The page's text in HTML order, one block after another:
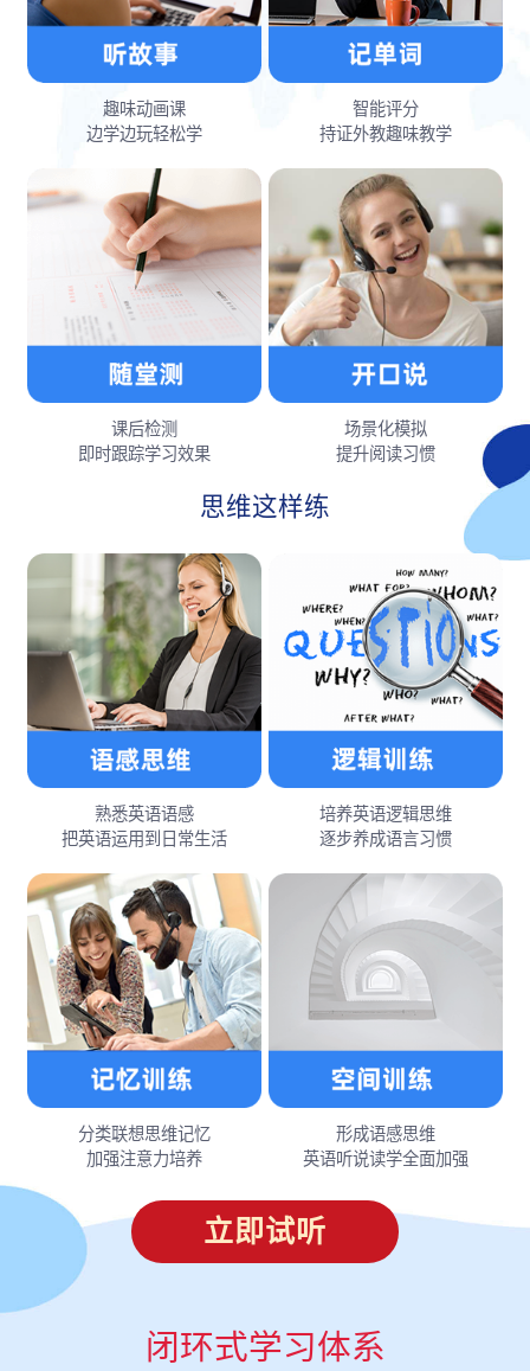
趣味动画课
边学边玩轻松学
智能评分
持证外教趣味教学
课后检测
即时跟踪学习效果
场景化模拟
提升阅读习惯
思维这样练
熟悉英语语感
把英语运用到日常生活
培养英语逻辑思维
逐步养成语言习惯
分类联想思维记忆
加强注意力培养
形成语感思维
英语听说读学全面加强
立即试听
闭环式学习体系